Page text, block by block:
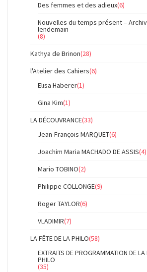
Des femmes et des adieux(6)
Nouvelles du temps présent –
lendemain
(8)
Kathya de Brinon(28)
l'Atelier des Cahiers(6)
Elisa Haberer(1)
Gina Kim(1)
LA DÉCOUVRANCE(33)
Jean-François MARQUET(6)
Joachim Maria MACHADO DE ASSIS(4)
Mario TOBINO(2)
Philippe COLLONGE(9)
Roger TAYLOR(6)
VLADIMIR(7)
LA FÊTE DE LA PHILO(58)
EXTRAITS DE PROGRAMMATION DE LA
PHILO
(35)